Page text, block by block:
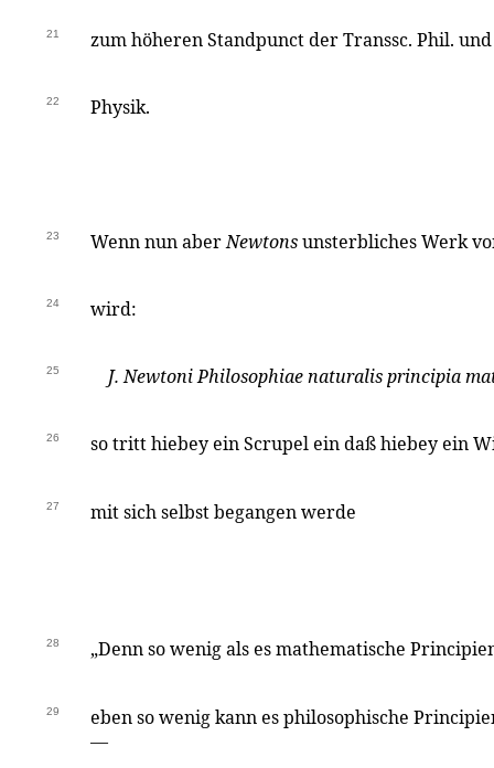
21 zum höheren Standpunct der Transsc. Phil.
22 Physik.
23 Wenn nun aberNewtonsunsterbliches Werk
24 wird:
25 J. NewtoniPhilosophiae naturalis principia
26 so tritt hiebey ein Scrupel ein daß hiebey ein
27 mit sich selbst begangen werde
28 „Denn so wenig als es mathematische
29
eben so wenig kann es philosophische
—